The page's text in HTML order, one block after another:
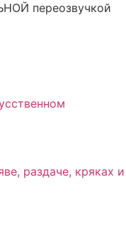
переозвучкой
раздаче, кряках и